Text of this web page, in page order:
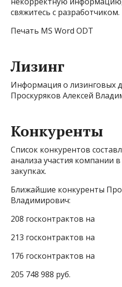
свяжитесь с разработчиком.
Печать MS Word ODT
Лизинг
Информация о лизинговых
Проскуряков Алексей
Конкуренты
Список конкурентов
анализа участия компании в
закупках.
Ближайшие конкуренты
Владимирович:
208 госконтрактов на
213 госконтрактов на
176 госконтрактов на
205 748 988 руб.